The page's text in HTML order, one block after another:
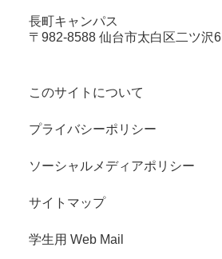
長町キャンパス
〒982-8588 仙台市太白区二ツ沢6
このサイトについて
プライバシーポリシー
ソーシャルメディアポリシー
サイトマップ
学生用 Web Mail